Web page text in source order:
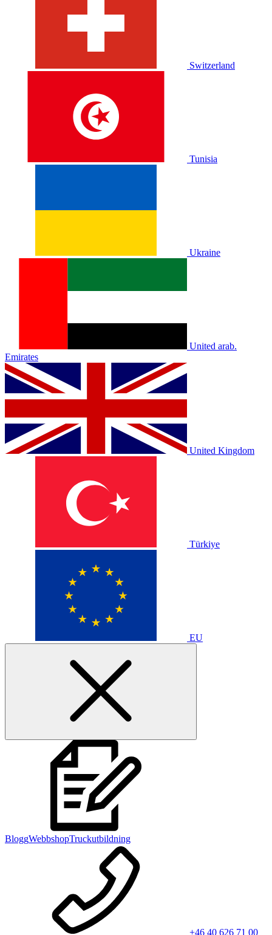
Switzerland
Tunisia
Ukraine
United arab.
Emirates
United Kingdom
Türkiye
EU
BloggWebbshopTruckutbildning
+46 40 626 71 00